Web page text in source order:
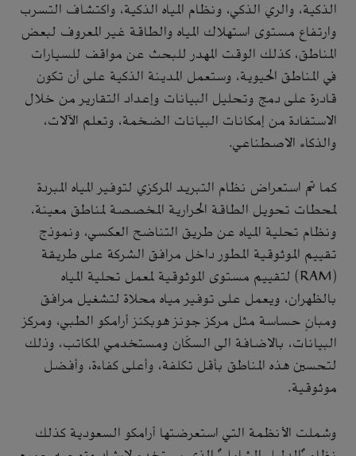
الذكية، والري الذكي، ونظام المياه الذكية، واكتشاف التسرب
وارتفاع مستوى استهلاك المياه والطاقة غير المعروف لبعض
المناطق، كذلك الوقت المهدر للبحث عن مواقف للسيارات
في المناطق الحيوية، وستعمل المدينة الذكية على أن تكون
قادرة على دمج وتحليل البيانات وإعداد التقارير من خلال
الاستفادة من إمكانات البيانات الضخمة، وتعلم الآلات،
والذكاء الاصطناعي.
كما تم استعراض نظام التبريد المركزي لتوفير المياه المبردة
لمحطات تحويل الطاقة الحرارية المخصصة لمناطق معينة،
ونظام تحلية المياه عن طريق التناضح العكسي، ونموذج
تقييم الموثوقية المطور داخل مرافق الشركة على طريقة
(RAM) لتقييم مستوى الموثوقية لمعمل تحلية المياه
بالظهران، ويعمل على توفير مياه محلاة لتشغيل مرافق
ومبانٍ حساسة مثل مركز جونز هوبكنز أرامكو الطبي، ومركز
البيانات، بالاضافة الى السكّان ومستخدمي المكاتب، وذلك
لتحسين هذه المناطق بأقل تكلفة، وأعلى كفاءة، وأفضل
موثوقية.
وشملت الأنظمة التي استعرضتها أرامكو السعودية كذلك